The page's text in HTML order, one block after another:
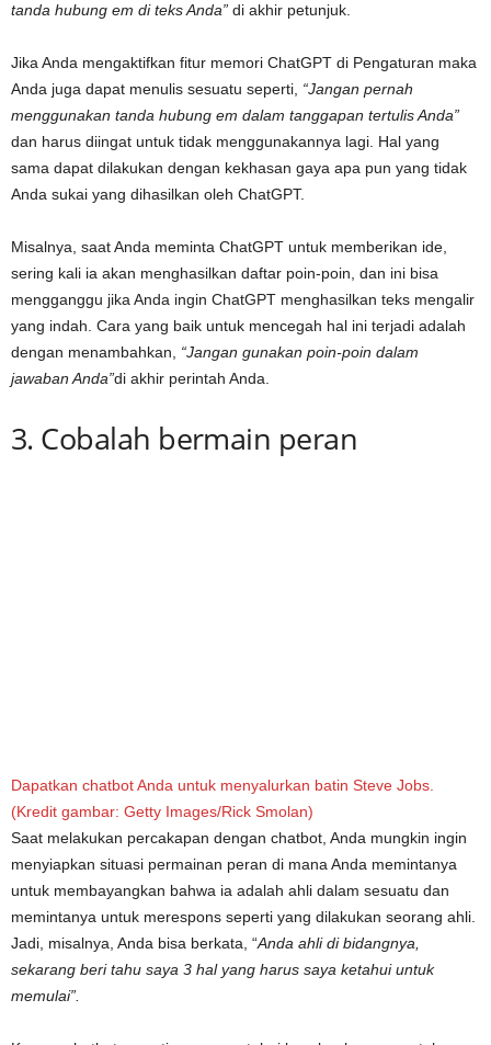
tanda hubung em di teks Anda” di akhir petunjuk.
Jika Anda mengaktifkan fitur memori ChatGPT di Pengaturan maka
Anda juga dapat menulis sesuatu seperti, “Jangan pernah
menggunakan tanda hubung em dalam tanggapan tertulis Anda”
dan harus diingat untuk tidak menggunakannya lagi. Hal yang
sama dapat dilakukan dengan kekhasan gaya apa pun yang tidak
Anda sukai yang dihasilkan oleh ChatGPT.
Misalnya, saat Anda meminta ChatGPT untuk memberikan ide,
sering kali ia akan menghasilkan daftar poin-poin, dan ini bisa
mengganggu jika Anda ingin ChatGPT menghasilkan teks mengalir
yang indah. Cara yang baik untuk mencegah hal ini terjadi adalah
dengan menambahkan, “Jangan gunakan poin-poin dalam
jawaban Anda”di akhir perintah Anda.
3. Cobalah bermain peran
Dapatkan chatbot Anda untuk menyalurkan batin Steve Jobs.
(Kredit gambar: Getty Images/Rick Smolan)
Saat melakukan percakapan dengan chatbot, Anda mungkin ingin
menyiapkan situasi permainan peran di mana Anda memintanya
untuk membayangkan bahwa ia adalah ahli dalam sesuatu dan
memintanya untuk merespons seperti yang dilakukan seorang ahli.
Jadi, misalnya, Anda bisa berkata, “Anda ahli di bidangnya,
sekarang beri tahu saya 3 hal yang harus saya ketahui untuk
memulai”.